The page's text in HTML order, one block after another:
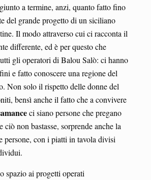
a termine, anzi, quanto fatto fino
del grande progetto di un siciliano
Il modo attraverso cui ci racconta il
differente, ed è per questo che
gli operatori di Balou Salò: ci hanno
e fatto conoscere una regione del
Non solo il rispetto delle donne del
bensì anche il fatto che a convivere
ci siano persone che pregano
ciò non bastasse, sorprende anche la
persone, con i piatti in tavola divisi
spazio ai progetti operati